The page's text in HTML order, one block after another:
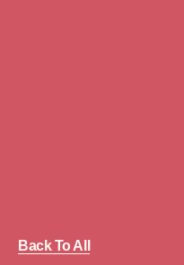
Back To All